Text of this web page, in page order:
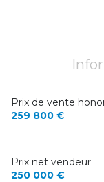
Prix de vente
259 800 €
Prix net vendeur
250 000 €